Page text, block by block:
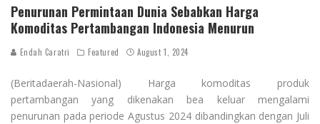
Penurunan Permintaan Dunia Sebabkan Harga
Komoditas Pertambangan Indonesia Menurun
Endah Caratri Featured August 1, 2024
(Beritadaerah-Nasional) Harga komoditas produk
pertambangan yang dikenakan bea keluar mengalami
penurunan pada periode Agustus 2024 dibandingkan dengan Juli